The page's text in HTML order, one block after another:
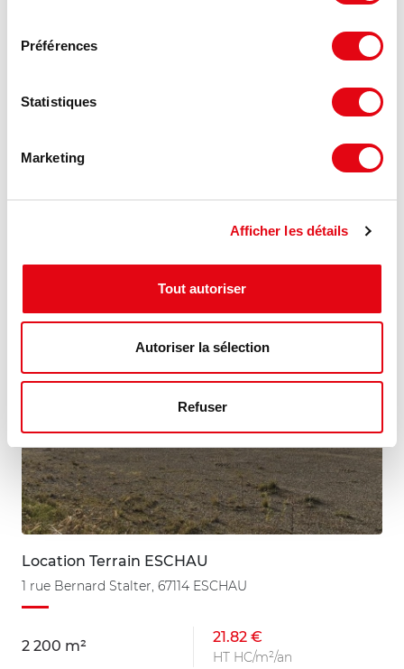
Préférences
Statistiques
Marketing
Afficher les détails
Tout autoriser
Autoriser la sélection
Refuser
Location Terrain VENDENHEIM
Nous consulter
Location Terrain ESCHAU
1 rue Bernard Stalter, 67114 ESCHAU
2 200 m²
21.82 €
HT HC/m²/an